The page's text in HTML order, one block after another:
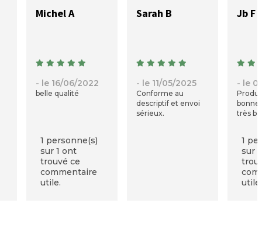
Michel A
- le 16/06/2022
belle qualité
1 personne(s)
sur 1 ont
trouvé ce
commentaire
utile.
Sarah B
- le 11/05/2025
Conforme au
descriptif et envoi
sérieux.
Jb F
- le
bonne
très
1
sur
utile.